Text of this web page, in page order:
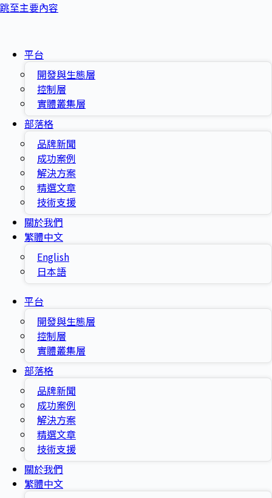
跳至主要內容
平台
開發與生態層
控制層
實體叢集層
部落格
品牌新聞
成功案例
解決方案
精選文章
技術支援
關於我們
繁體中文
English
日本語
平台
開發與生態層
控制層
實體叢集層
部落格
品牌新聞
成功案例
解決方案
精選文章
技術支援
關於我們
繁體中文